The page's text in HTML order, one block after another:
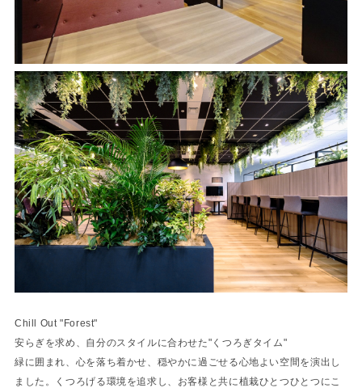
Chill Out "Forest"
安らぎを求め、自分のスタイルに合わせた"くつろぎタイム"
緑に囲まれ、心を落ち着かせ、穏やかに過ごせる心地よい空間を演出し
ました。くつろげる環境を追求し、お客様と共に植栽ひとつひとつにこ